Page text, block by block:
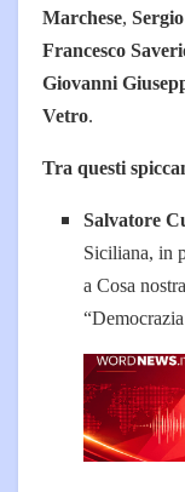
Marchese,
Francesco
Giovanni
Vetro.
Tra questi
Salvatore
Siciliana, in
a Cosa